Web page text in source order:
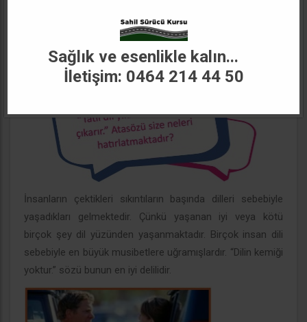
C. TRAFİKTE İLETİŞİM
1. Trafikte Konuşma Üslubu
İnsanların çektikleri sıkıntıların başında dilleri sebebiyle
yaşadıkları gelmektedir. Çünkü yaşanan iyi veya kötü
birçok şey dil yüzünden yaşanmaktadır. Birçok insan dili
sebebiyle en büyük musibetlere uğramışlardır. “Dilin kemiği
yoktur.” sözü bunun en iyi delilidir.
Sağlık ve esenlikle kalın...
İletişim: 0464 214 44 50